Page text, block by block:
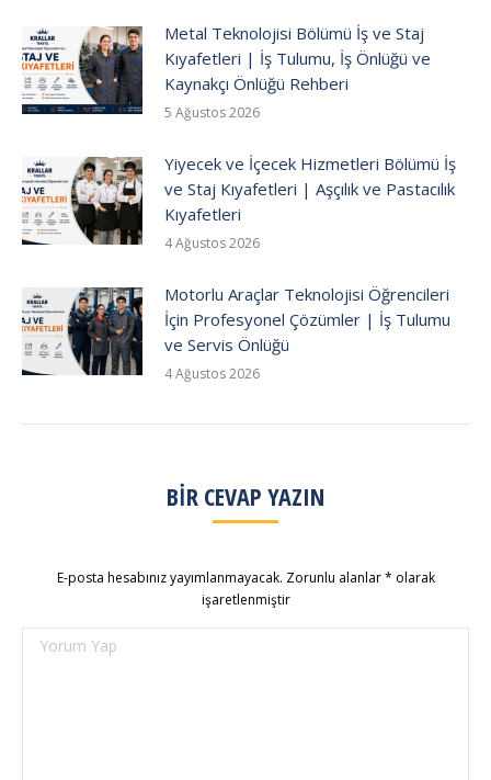
Metal Teknolojisi Bölümü İş ve Staj
Kıyafetleri | İş Tulumu, İş Önlüğü ve
Kaynakçı Önlüğü Rehberi
5 Ağustos 2026
Yiyecek ve İçecek Hizmetleri Bölümü İş
ve Staj Kıyafetleri | Aşçılık ve Pastacılık
Kıyafetleri
4 Ağustos 2026
Motorlu Araçlar Teknolojisi Öğrencileri
İçin Profesyonel Çözümler | İş Tulumu
ve Servis Önlüğü
4 Ağustos 2026
BIR CEVAP YAZIN
E-posta hesabınız yayımlanmayacak. Zorunlu alanlar* olarak
işaretlenmiştir
Yorum Yap